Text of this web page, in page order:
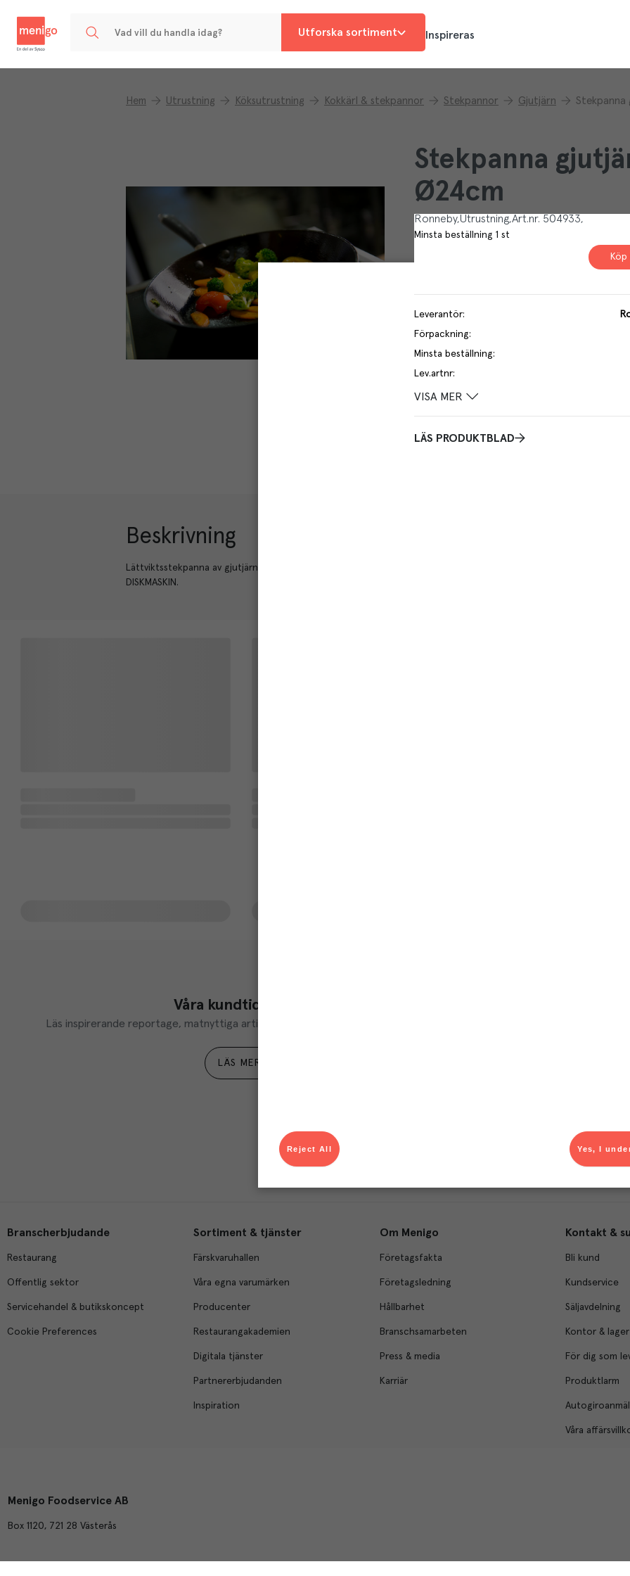
Utforska sortiment Inspireras
Hem Utrustning Köksutrustning Kokkärl & stekpannor Stekpannor Gjutjärn
Stekpanna
Ø24cm
Ronneby Utrustning Art.nr. 504933
Minsta beställning 1 st
Köp
Leverantör:
Förpackning:
Minsta beställning:
Lev.artnr:
VISA MER
LÄS PRODUKTBLAD
Beskrivning
Lättviktsstekpanna av gjutjärn. Instekt naturligt järn. Diskas med varmt vatten och borste. EJ
DISKMASKIN.
Våra kundtidningar
Läs inspirerande reportage, matnyttiga artiklar och ta del av aktuella kampanjer.
LÄS MER
Du som är Menigo-
Branscherbjudande
Restaurang
Offentlig sektor
Servicehandel & butikskoncept
Cookie Preferences
Sortiment & tjänster
Färskvaruhallen
Våra egna varumärken
Producenter
Restaurangakademien
Digitala tjänster
Partnererbjudanden
Inspiration
Om Menigo
Företagsfakta
Företagsledning
Hållbarhet
Branschsamarbeten
Press & media
Karriär
Kontakt &
Bli kund
Kundservice
Säljavdelning
Kontor & lager
För dig som
Produktlarm
Våra
Menigo Foodservice AB
Box 1120, 721 28 Västerås
Yes, I
Reject All